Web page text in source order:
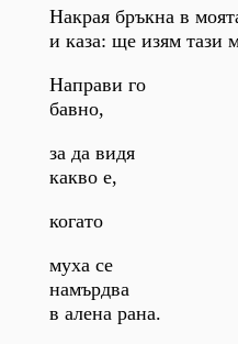
Накрая бръкна в
и каза: ще изям тази
Направи го
бавно,
за да видя
какво е,
когато
муха се
намърдва
в алена рана.